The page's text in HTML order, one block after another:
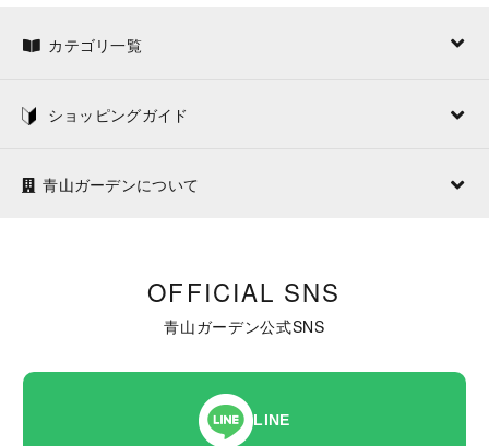
カテゴリ一覧
ショッピングガイド
青山ガーデンについて
OFFICIAL SNS
青山ガーデン公式SNS
LINE